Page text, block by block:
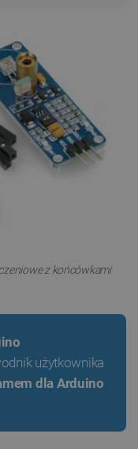
z końcówkami
użytkownika
dla Arduino